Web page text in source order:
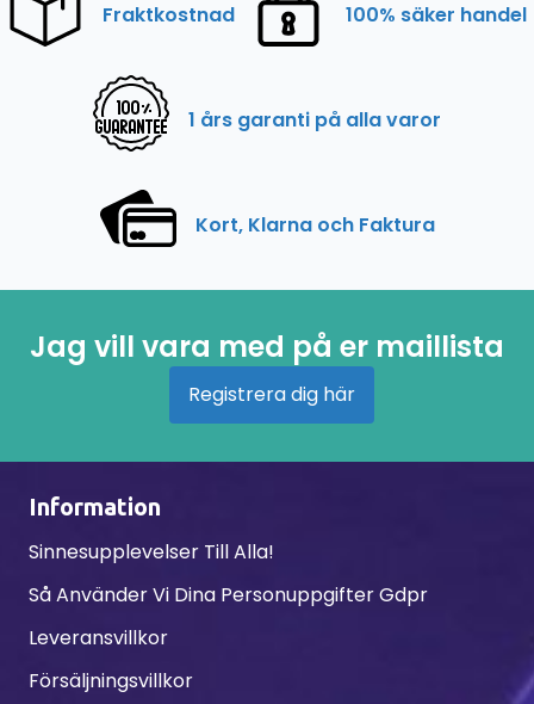
Fraktkostnad 100% säker handel
1 års garanti på alla varor
Kort, Klarna och Faktura
Jag vill vara med på er maillista
Registrera dig här
Information
Sinnesupplevelser Till Alla!
Så Använder Vi Dina Personuppgifter Gdpr
Leveransvillkor
Försäljningsvillkor